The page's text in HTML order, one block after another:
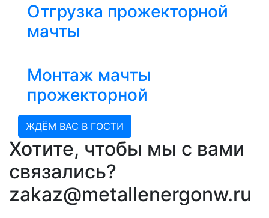
Отгрузка прожекторной
мачты
Монтаж мачты
прожекторной
ЖДЁМ ВАС В ГОСТИ
Хотите, чтобы мы с вами
связались?
zakaz@metallenergonw.ru